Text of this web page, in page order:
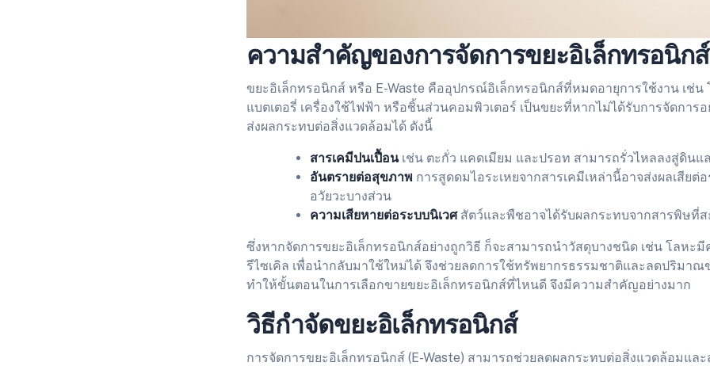
ความสำคัญของการจัดการขยะอิเล็กทรอนิก
ขยะอิเล็กทรอนิกส์ หรือ E-Waste คืออุปกรณ์อิเล็กทรอนิกส์ที่หมดอายุการใช้งาน เช่น
แบตเตอรี่ เครื่องใช้ไฟฟ้า หรือชิ้นส่วนคอมพิวเตอร์ เป็นขยะที่หากไม่ได้รับการจัดการ
ส่งผลกระทบต่อสิ่งแวดล้อมได้ ดังนี้
สารเคมีปนเปื้อนเช่น ตะกั่ว แคดเมียม และปรอท สามารถรั่วไหลลงสู่ดินแ
อันตรายต่อสุขภาพ การสูดดมไอระเหยจากสารเคมีเหล่านี้อาจส่งผลเสียต่
อวัยวะบางส่วน
ความเสียหายต่อระบบนิเวศสัตว์และพืชอาจได้รับผลกระทบจากสารพิษที่
ซึ่งหากจัดการขยะอิเล็กทรอนิกส์อย่างถูกวิธี ก็จะสามารถนำวัสดุบางชนิด เช่น โลหะ
รีไซเคิล เพื่อนำกลับมาใช้ใหม่ได้ จึงช่วยลดการใช้ทรัพยากรธรรมชาติและลดปริมาณ
ทำให้ขั้นตอนในการเลือกขายขยะอิเล็กทรอนิกส์ที่ไหนดี จึงมีความสำคัญอย่างมาก
วิธีกำจัดขยะอิเล็กทรอนิกส์
การจัดการขยะอิเล็กทรอนิกส์ (E-Waste) สามารถช่วยลดผลกระทบต่อสิ่งแวดล้อมและ